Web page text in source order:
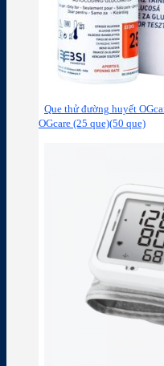
Que thử đường huyết
OGcare (25 que)(50 que)